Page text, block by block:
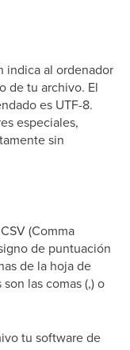
indica al ordenador
de tu archivo. El
es UTF-8.
especiales,
sin
(Comma
de puntuación
de la hoja de
las comas (,) o
tu software de